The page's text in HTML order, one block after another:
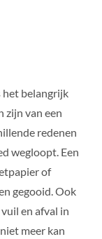
het belangrijk
zijn van een
redenen
wegloopt. Een
of
gegooid. Ook
en afval in
meer kan